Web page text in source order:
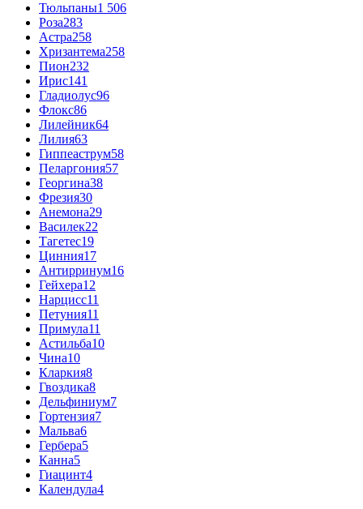
Тюльпаны1 506
Роза283
Астра258
Хризантема258
Пион232
Ирис141
Гладиолус96
Флокс86
Лилейник64
Лилия63
Гиппеаструм58
Пеларгония57
Георгина38
Фрезия30
Анемона29
Василек22
Тагетес19
Цинния17
Антирринум16
Гейхера12
Нарцисс11
Петуния11
Примула11
Астильба10
Чина10
Кларкия8
Гвоздика8
Дельфиниум7
Гортензия7
Мальва6
Гербера5
Канна5
Гиацинт4
Календула4